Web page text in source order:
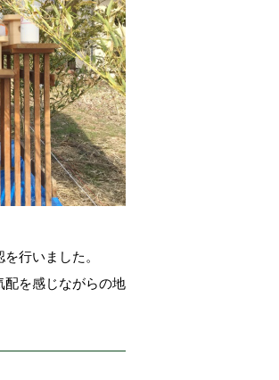
行いました。
配を感じながらの地